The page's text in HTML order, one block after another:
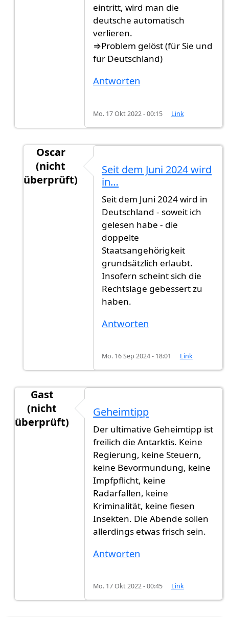
eintritt, wird man die
deutsche automatisch
verlieren.
⇒Problem gelöst (für Sie und
für Deutschland)
Antworten
Mo. 17 Okt 2022 - 00:15 Link
Oscar
(nicht
überprüft)
Seit dem Juni 2024 wird
in…
Seit dem Juni 2024 wird in
Deutschland - soweit ich
gelesen habe - die
doppelte
Staatsangehörigkeit
grundsätzlich erlaubt.
Insofern scheint sich die
Rechtslage gebessert zu
haben.
Antworten
Mo. 16 Sep 2024 - 18:01 Link
Gast
(nicht
überprüft)
Ich würde alles dafür tun,…von
Geheimtipp
Der ultimative Geheimtipp ist
freilich die Antarktis. Keine
Regierung, keine Steuern,
keine Bevormundung, keine
Impfpflicht, keine
Radarfallen, keine
Kriminalität, keine fiesen
Insekten. Die Abende sollen
allerdings etwas frisch sein.
Antworten
Mo. 17 Okt 2022 - 00:45 Link